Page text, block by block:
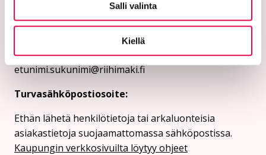
Salli valinta
Kiellä
Vaihde: 019 758 4000
Sähköpostiosoitteet:
etunimi.sukunimi@riihimaki.fi
Turvasähköpostiosoite:
Ethän lähetä henkilötietoja tai arkaluonteisia
asiakastietoja suojaamattomassa sähköpostissa.
Kaupungin verkkosivuilta löytyy ohjeet